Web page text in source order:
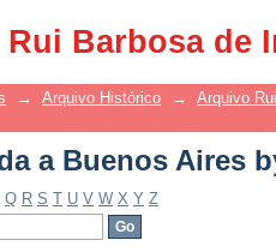
Barbosa de
a Buenos Aires
→ Arquivo Histórico →
Arquivo
a Buenos Aires
Q R S T U V W X Y Z